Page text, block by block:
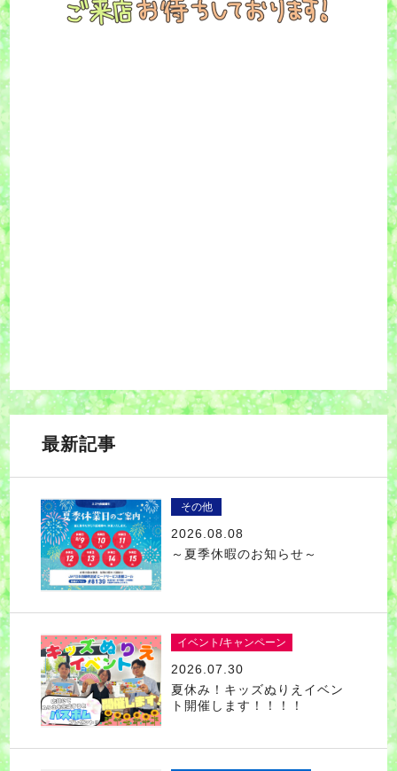
最新記事
その他
2026.08.08
～夏季休暇のお知らせ～
イベント/キャンペーン
2026.07.30
夏休み！キッズぬりえイベン
ト開催します！！！！